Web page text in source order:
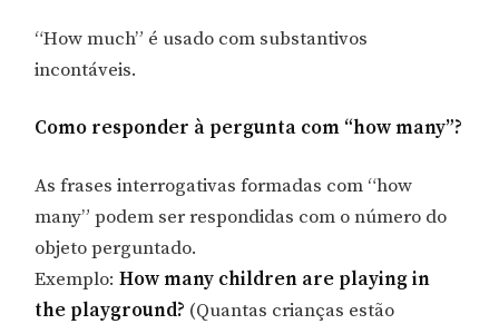
“How much” é usado com substantivos
incontáveis.
Como responder à pergunta com “how many”?
As frases interrogativas formadas com “how
many” podem ser respondidas com o número do
objeto perguntado.
Exemplo:How many children are playing in
the playground? (Quantas crianças estão